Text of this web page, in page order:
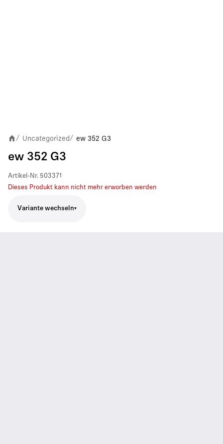
/ Uncategorized/ ew 352 G3
ew 352 G3
Artikel-Nr. 503371
Dieses Produkt kann nicht mehr erworben werden
Variante wechseln